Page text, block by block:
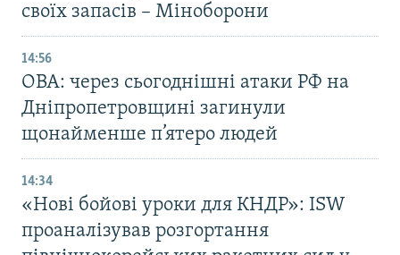
своїх запасів – Міноборони
14:56
ОВА: через сьогоднішні атаки РФ на
Дніпропетровщині загинули
щонайменше п’ятеро людей
14:34
«Нові бойові уроки для КНДР»: ISW
проаналізував розгортання